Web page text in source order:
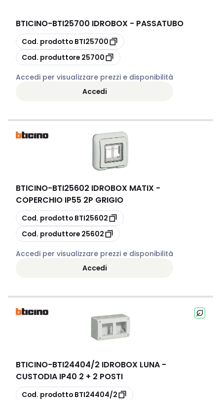
BTICINO-BTI25700 IDROBOX - PASSATUBO
copia
Cod. prodotto BTI25700
copia
Cod. produttore 25700
Accedi per visualizzare prezzi e disponibilità
Accedi
BTICINO-BTI25602 IDROBOX MATIX -
COPERCHIO IP55 2P GRIGIO
copia
Cod. prodotto BTI25602
copia
Cod. produttore 25602
Accedi per visualizzare prezzi e disponibilità
Accedi
BTICINO-BTI24404/2 IDROBOX LUNA -
CUSTODIA IP40 2 + 2 POSTI
copia
Cod. prodotto BTI24404/2